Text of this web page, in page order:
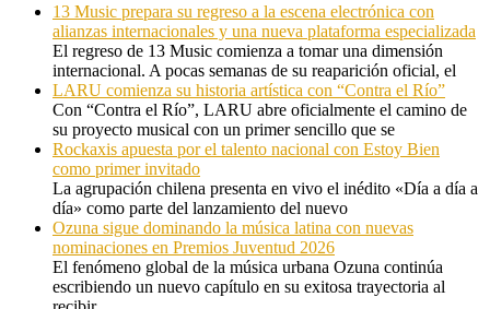
13 Music prepara su regreso a la escena electrónica con
alianzas internacionales y una nueva plataforma especializada
El regreso de 13 Music comienza a tomar una dimensión
internacional. A pocas semanas de su reaparición oficial, el
LARU comienza su historia artística con “Contra el Río”
Con “Contra el Río”, LARU abre oficialmente el camino de
su proyecto musical con un primer sencillo que se
Rockaxis apuesta por el talento nacional con Estoy Bien
como primer invitado
La agrupación chilena presenta en vivo el inédito «Día a día a
día» como parte del lanzamiento del nuevo
Ozuna sigue dominando la música latina con nuevas
nominaciones en Premios Juventud 2026
El fenómeno global de la música urbana Ozuna continúa
escribiendo un nuevo capítulo en su exitosa trayectoria al